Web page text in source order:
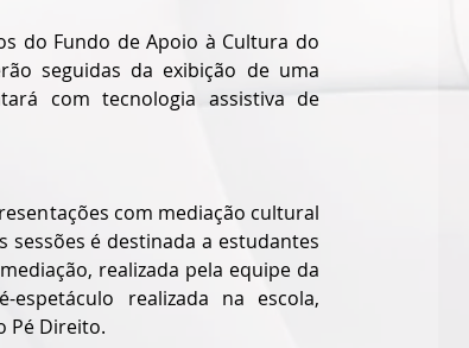
do Fundo de Apoio à Cultura do
seguidas da exibição de uma
com tecnologia assistiva de
com mediação cultural
sessões é destinada a estudantes
realizada pela equipe da
realizada na escola,
Pé Direito.